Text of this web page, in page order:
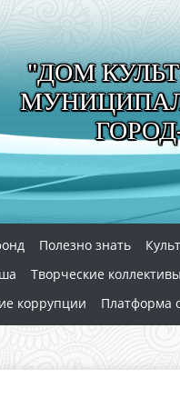
"ДОМ
Полезно знать
Творческие коллективы
коррупции Платформа